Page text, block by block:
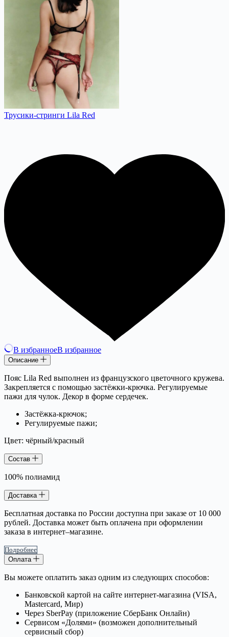
Трусики-стринги Lila Red
В избранноеВ избранное
Описание
Пояс Lila Red выполнен из французского цветочного кружева.
Закрепляется с помощью застёжки-крючка. Регулируемые
пажи для чулок. Декор в форме сердечек.
Застёжка-крючок;
Регулируемые пажи;
Цвет: чёрный/красный
Состав
100% полиамид
Доставка
Бесплатная доставка по России доступна при заказе от 10 000
рублей. Доставка может быть оплачена при оформлении
заказа в интернет–магазине.
Подробнее
Оплата
Вы можете оплатить заказ одним из следующих способов:
Банковской картой на сайте интернет-магазина (VISA,
Mastercard, Мир)
Через SberPay (приложение СберБанк Онлайн)
Сервисом «Долями» (возможен дополнительный
сервисный сбор)